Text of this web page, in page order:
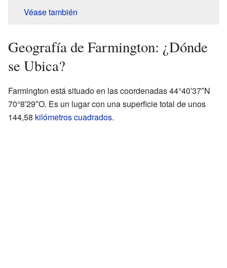
Véase también
Geografía de Farmington: ¿Dónde
se Ubica?
Farmington está situado en las coordenadas 44°40′37″N
70°8′29″O. Es un lugar con una superficie total de unos
144,58 kilómetros cuadrados.